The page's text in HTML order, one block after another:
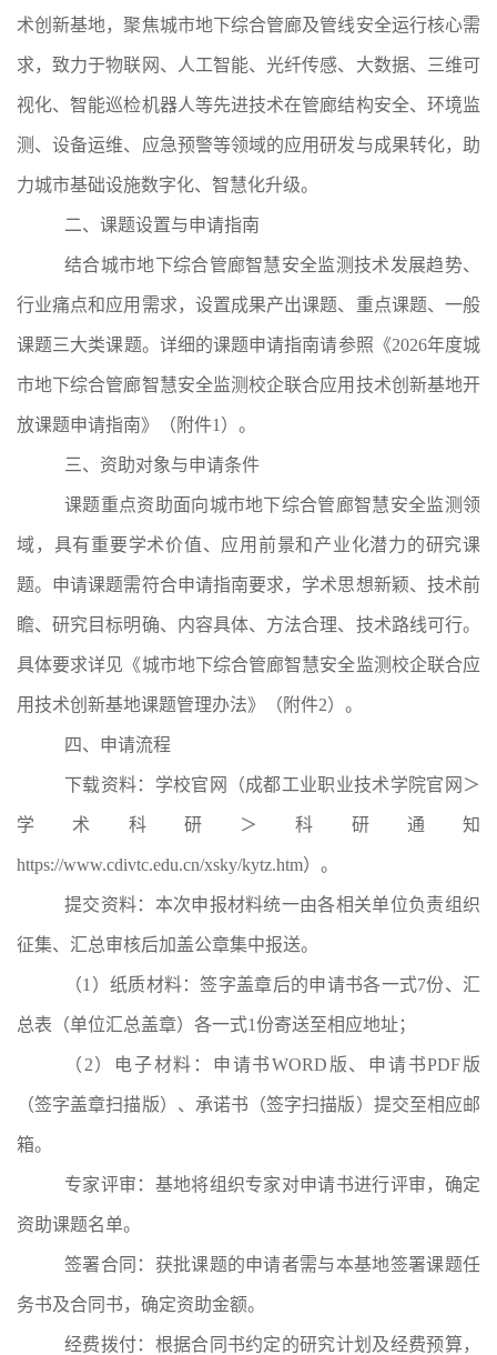
术创新基地，聚焦城市地下综合管廊及管线安全运行核心需
求，致力于物联网、人工智能、光纤传感、大数据、三维可
视化、智能巡检机器人等先进技术在管廊结构安全、环境监
测、设备运维、应急预警等领域的应用研发与成果转化，助
力城市基础设施数字化、智慧化升级。
二、课题设置与申请指南
结合城市地下综合管廊智慧安全监测技术发展趋势、
行业痛点和应用需求，设置成果产出课题、重点课题、一般
课题三大类课题。详细的课题申请指南请参照《2026年度城
市地下综合管廊智慧安全监测校企联合应用技术创新基地开
放课题申请指南》 （ 附件1 ） 。
三、资助对象与申请条件
课题重点资助面向城市地下综合管廊智慧安全监测领
域，具有重要学术价值、应用前景和产业化潜力的研究课
题。申请课题需符合申请指南要求，学术思想新颖、技术前
瞻、研究目标明确、内容具体、方法合理、技术路线可行。
具体要求详见 《城市地下综合管廊智慧安全监测校企联合应
用技术创新基地课题管理办法》 （ 附件2） 。
四、申请流程
下载资料：学校官网（成都工业职业技术学院官网＞
学术科研＞科研通知
https://www.cdivtc.edu.cn/xsky/kytz.htm）。
提交资料：本次申报材料统一由各相关单位负责组织
征集、汇总审核后加盖公章集中报送。
（1） 纸质材料：签字盖章后的申请书各一式7份、 汇
总表（单位汇总盖章）各一式1份寄送至相应地址；
（2） 电子材料：申请书WORD 版、申请书PDF版
（签字盖章扫描版）、 承诺书 （签字扫描版） 提交至相应邮
箱。
专家评审：基地将组织专家对申请书进行评审，确定
资助课题名单。
签署合同：获批课题的申请者需与本基地签署课题任
务书及合同书，确定资助金额。
经费拨付：根据合同书约定的研究计划及经费预算，